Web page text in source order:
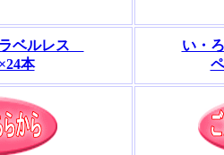
ベルレス
本
い・